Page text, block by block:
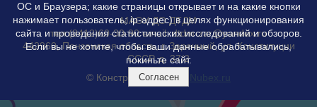
МАОУ ДО ДТДМ
тел.(8412)60-30-90 email: dtdm-zar@yandex.ru
442960, Пензенская область, г. Заречный, ул. Конституции
СССР, д. 37/2
© Конструктор сайтов
ОС и Браузера; какие страницы открывает и на какие кнопки
нажимает пользователь; ip-адрес) в целях функционирования
сайта и проведения статистических исследований и обзоров.
Если вы не хотите, чтобы ваши данные обрабатывались,
покиньте сайт.
Согласен